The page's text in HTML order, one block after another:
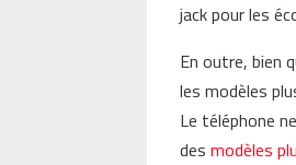
jack pour les
En outre, bien
les modèles
Le téléphone
desmodèles